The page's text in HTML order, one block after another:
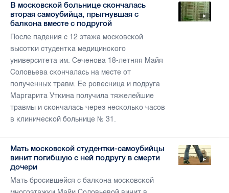
В московской больнице скончалась
вторая самоубийца, прыгнувшая с
балкона вместе с подругой
После падения с 12 этажа московской
высотки студентка медицинского
университета им. Сеченова 18-летняя Майя
Соловьева скончалась на месте от
полученных травм. Ее ровесница и подруга
Маргарита Уткина получила тяжелейшие
травмы и скончалась через несколько часов
в клинической больнице № 31.
Мать московской студентки-самоубийцы
винит погибшую с ней подругу в смерти
дочери
Мать бросившейся с балкона московской